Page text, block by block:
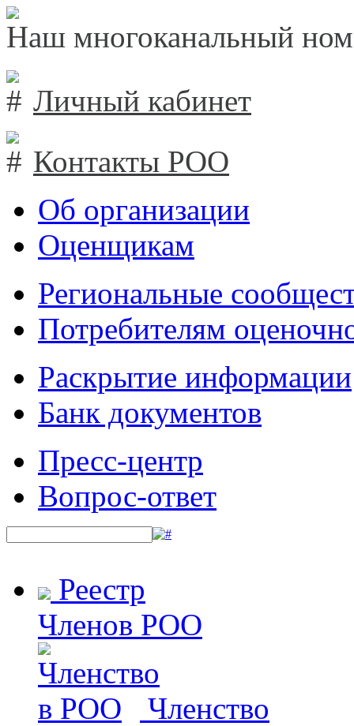
Наш многоканальный
Личный кабинет
Контакты РОО
Об организации
Оценщикам
Региональные
Потребителям
Раскрытие информации
Банк документов
Пресс-центр
Вопрос-ответ
Реестр
Членов РОО
Членство